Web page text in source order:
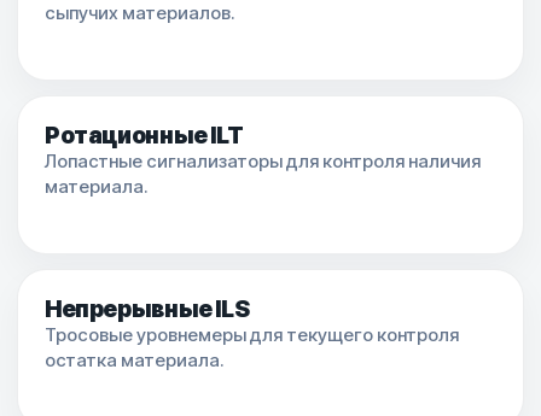
сыпучих материалов.
Ротационные ILT
Лопастные сигнализаторы для контроля наличия
материала.
Непрерывные ILS
Тросовые уровнемеры для текущего контроля
остатка материала.